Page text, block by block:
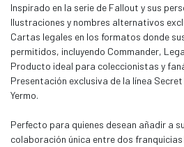
Inspirado en la serie de Fallout y sus
Ilustraciones y nombres alternativos
Cartas legales en los formatos donde
permitidos, incluyendo Commander,
Producto ideal para coleccionistas y
Presentación exclusiva de la línea
Yermo.
Perfecto para quienes desean añadir a
colaboración única entre dos